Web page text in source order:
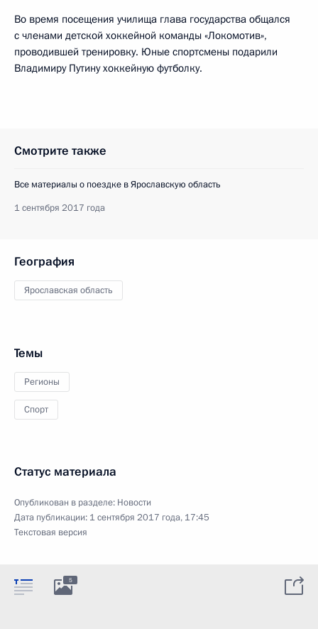
Во время посещения училища глава государства общался
с членами детской хоккейной команды «Локомотив»,
проводившей тренировку. Юные спортсмены подарили
Владимиру Путину хоккейную футболку.
Смотрите также
Все материалы о поездке в Ярославскую область
1 сентября 2017 года
География
Ярославская область
Темы
Регионы
Спорт
Статус материала
Опубликован в разделе: Новости
Дата публикации: 1 сентября 2017 года, 17:45
Текстовая версия
5